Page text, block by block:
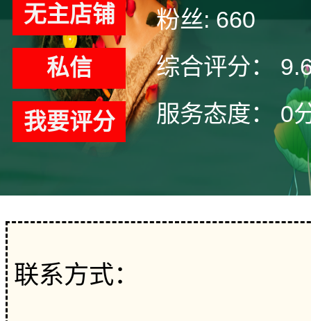
无主店铺
私信
我要评分
粉丝: 660
综合评分：
服务态度：
0
联系方式：